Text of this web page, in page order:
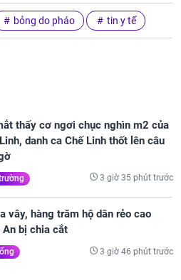
bỏng do pháo tin y tế
thấy cơ ngơi chục nghìn m2 của
danh ca Chế Linh thốt lên câu
3 giờ 35 phút trước
vây, hàng trăm hộ dân rẻo cao
An bị chia cắt
3 giờ 46 phút trước